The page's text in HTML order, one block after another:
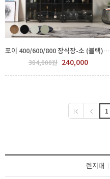
포이 400/600/800 장식장-소 (블랙) GTE 616-4
384,000원 240,000
1
렌지대